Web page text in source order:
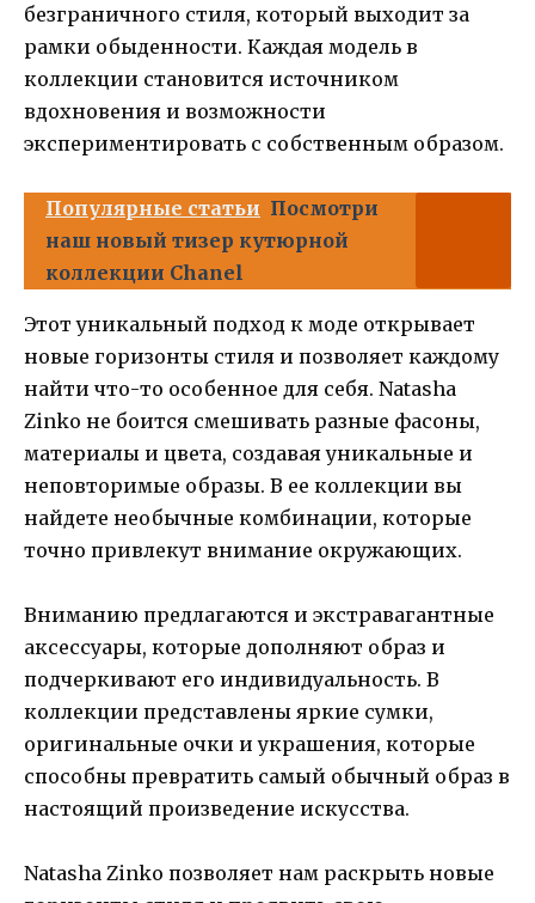
безграничного стиля, который выходит за
рамки обыденности. Каждая модель в
коллекции становится источником
вдохновения и возможности
экспериментировать с собственным образом.
Популярные статьи Посмотри
наш новый тизер кутюрной
коллекции Chanel
Этот уникальный подход к моде открывает
новые горизонты стиля и позволяет каждому
найти что-то особенное для себя. Natasha
Zinko не боится смешивать разные фасоны,
материалы и цвета, создавая уникальные и
неповторимые образы. В ее коллекции вы
найдете необычные комбинации, которые
точно привлекут внимание окружающих.
Вниманию предлагаются и экстравагантные
аксессуары, которые дополняют образ и
подчеркивают его индивидуальность. В
коллекции представлены яркие сумки,
оригинальные очки и украшения, которые
способны превратить самый обычный образ в
настоящий произведение искусства.
Natasha Zinko позволяет нам раскрыть новые